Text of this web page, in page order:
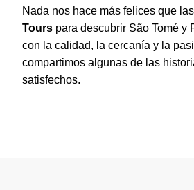
Nada nos hace más felices que
Tours para descubrir São Tomé y
con la calidad, la cercanía y la
compartimos algunas de las
satisfechos.